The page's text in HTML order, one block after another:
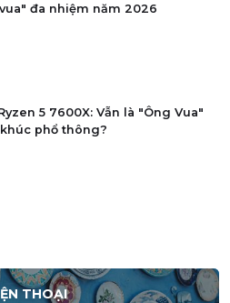
đa nhiệm năm 2026
5 7600X: Vẫn là "Ông Vua"
phổ thông?
THOẠI